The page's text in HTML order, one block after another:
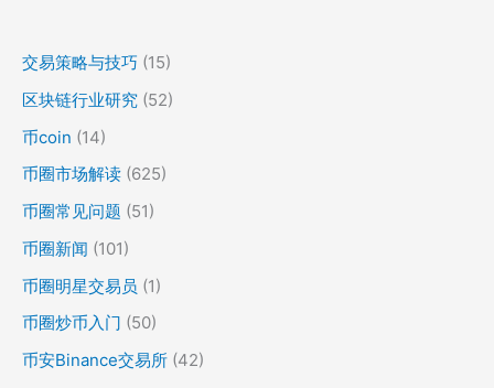
交易策略与技巧 (15)
区块链行业研究 (52)
币coin (14)
币圈市场解读 (625)
币圈常见问题 (51)
币圈新闻 (101)
币圈明星交易员 (1)
币圈炒币入门 (50)
币安Binance交易所 (42)